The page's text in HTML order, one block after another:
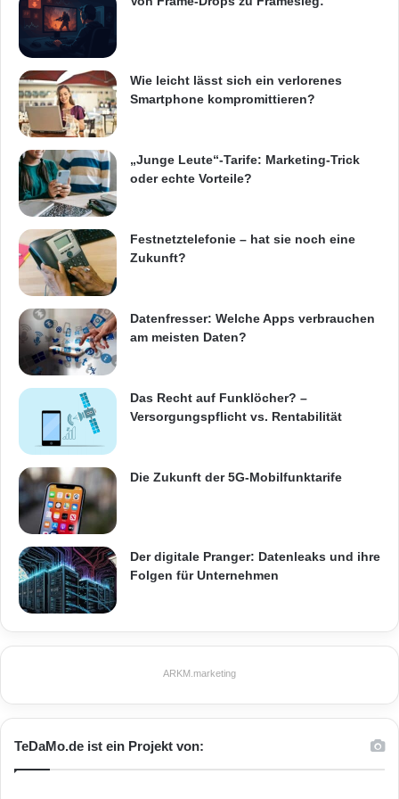
Quelle: PresseBox.
ARKM.marketing
Betriebssysteme Android
cobra Solution Partnern
CRM-Lösungen des Konstanzer
Softwareunternehmens cobra
CRMnetwork.de
Geschäftsführer der Firma cobra
Jürgen Litz
mobilen Lösungen aus dem Hause cobra
Windows
T
e
n
b
E
R
C
H
Wie leicht lässt sich ein verlorenes
Smartphone kompromittieren?
„Junge Leute“-Tarife: Marketing-Trick
oder echte Vorteile?
Festnetztelefonie – hat sie noch eine
Zukunft?
Datenfresser: Welche Apps verbrauchen
am meisten Daten?
Das Recht auf Funklöcher? –
Versorgungspflicht vs. Rentabilität
Die Zukunft der 5G-Mobilfunktarife
Der digitale Pranger: Datenleaks und ihre
Folgen für Unternehmen
ARKM.marketing
TeDaMo.de ist ein Projekt von: